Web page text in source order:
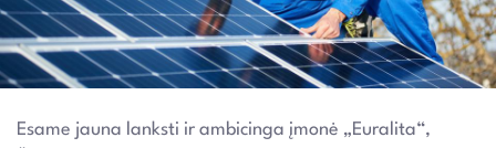
Esame jauna lanksti ir ambicinga įmonė „Euralita“,